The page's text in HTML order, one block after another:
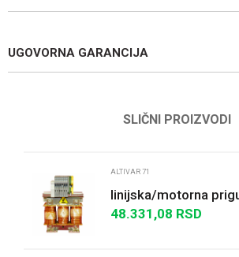
UGOVORNA GARANCIJA
SLIČNI PROIZVODI
ALTIVAR 71
linijska/motorna
- 10 A - trofazna - 65
48.331,08 RSD